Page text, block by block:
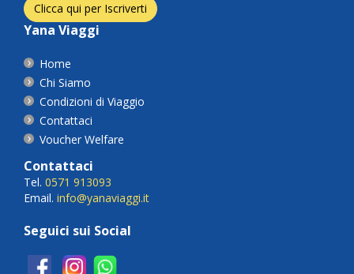
Clicca qui per Iscriverti
Yana Viaggi
Home
Chi Siamo
Condizioni di Viaggio
Contattaci
Voucher Welfare
Contattaci
Tel. 0571 913093
Email. info@yanaviaggi.it
Seguici sui Social